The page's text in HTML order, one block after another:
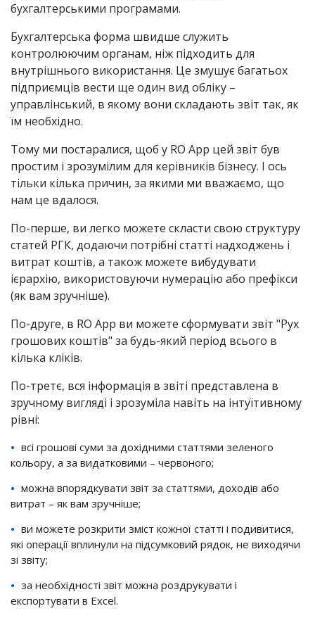
бухгалтерськими програмами.
Бухгалтерська форма швидше служить
контролюючим органам, ніж підходить для
внутрішнього використання. Це змушує багатьох
підприємців вести ще один вид обліку –
управлінський, в якому вони складають звіт так, як
їм необхідно.
Тому ми постаралися, щоб у RO App цей звіт був
простим і зрозумілим для керівників бізнесу. І ось
тільки кілька причин, за якими ми вважаємо, що
нам це вдалося.
По-перше, ви легко можете скласти свою структуру
статей РГК, додаючи потрібні статті надходжень і
витрат коштів, а також можете вибудувати
ієрархію, використовуючи нумерацію або префікси
(як вам зручніше).
По-друге, в RO App ви можете сформувати звіт "Рух
грошових коштів" за будь-який період всього в
кілька кліків.
По-третє, вся інформація в звіті представлена в
зручному вигляді і зрозуміла навіть на інтуїтивному
рівні:
всі грошові суми за дохідними статтями зеленого
кольору, а за видатковими – червоного;
можна впорядкувати звіт за статтями, доходів або
витрат – як вам зручніше;
ви можете розкрити зміст кожної статті і подивитися,
які операції вплинули на підсумковий рядок, не виходячи
зі звіту;
за необхідності звіт можна роздрукувати і
експортувати в Excel.